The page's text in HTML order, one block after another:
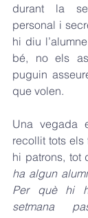
durant la
personal i
hi diu
bé, no els
puguin
que volen.
Una vegada
recollit tots
hi patrons, tot
ha algun
Per què hi
setmana